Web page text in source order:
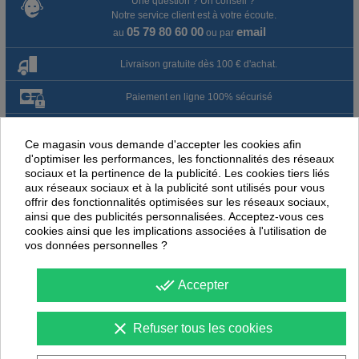
Notre service client est à votre écoute.
au 05 79 80 60 00ou par email
Livraison gratuite dès 100 € d'achat.
Paiement en ligne 100% sécurisé
Satisfait ou remboursé jusqu'à 60 jours
NOUS PENSONS QUE CES ARTICLES
PEUVENT ÉGALEMENT VOUS INTÉRESSER
Ce magasin vous demande d'accepter les cookies afin
d'optimiser les performances, les fonctionnalités des réseaux
sociaux et la pertinence de la publicité. Les cookies tiers liés
aux réseaux sociaux et à la publicité sont utilisés pour vous
offrir des fonctionnalités optimisées sur les réseaux sociaux,
ainsi que des publicités personnalisées. Acceptez-vous ces
cookies ainsi que les implications associées à l'utilisation de
vos données personnelles ?
done_all Accepter
clear Refuser tous les cookies